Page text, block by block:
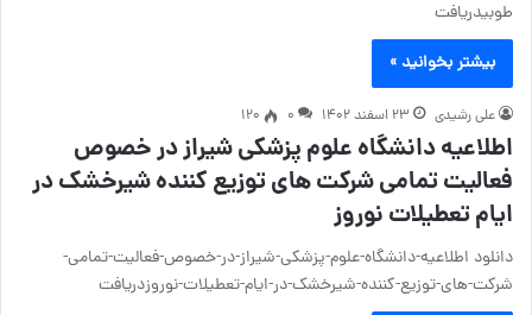
طوبیدریافت
بیشتر بخوانید »
علی رشیدی ۲۳ اسفند ۱۴۰۲ ۰ 120
اطلاعیه دانشگاه علوم پزشکی شیراز در خصوص
فعالیت تمامی شرکت های توزیع کننده شیرخشک در
ایام تعطیلات نوروز
دانلود اطلاعیه-دانشگاه-علوم-پزشکی-شیراز-در-خصوص-فعالیت-تمامی-
شرکت-های-توزیع-کننده-شیرخشک-در-ایام-تعطیلات-نوروزدریافت